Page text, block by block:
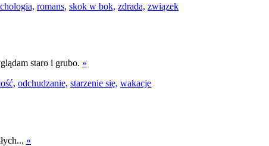
romans, skok w bok, zdrada, związek
staro i grubo. »
odchudzanie, starzenie się, wakacje
»